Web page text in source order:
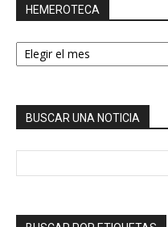
HEMEROTECA
HEMEROTECA
BUSCAR UNA NOTICIA